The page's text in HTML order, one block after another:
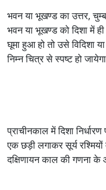
भवन या भूखण्ड का उत्तर,
भवन या भूखण्ड को दिशा में
घूमा हुआ हो तो उसे विदिशा
निम्न चित्र से स्पष्ट हो
प्राचीनकाल में दिशा
एक छड़ी लगाकर सूर्य रश्मियों
दक्षिणायन काल की गणना के